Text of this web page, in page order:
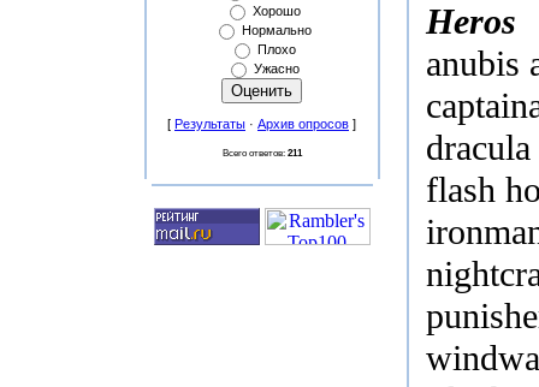
Хорошо
Нормально
Плохо
Ужасно
[ Результаты · Архив опросов ]
Всего ответов: 211
Heros
anubis
dracula
flash